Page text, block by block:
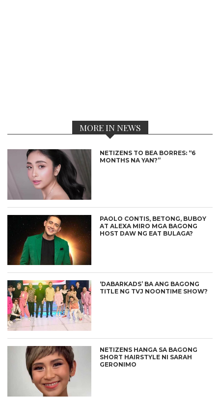
MORE IN NEWS
NETIZENS TO BEA BORRES: “6
MONTHS NA YAN?”
PAOLO CONTIS, BETONG, BUBOY
AT ALEXA MIRO MGA BAGONG
HOST DAW NG EAT BULAGA?
‘DABARKADS’ BA ANG BAGONG
TITLE NG TVJ NOONTIME SHOW?
NETIZENS HANGA SA BAGONG
SHORT HAIRSTYLE NI SARAH
GERONIMO